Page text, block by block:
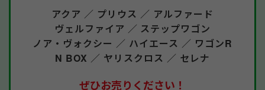
アクア ／ プリウス ／ アルファード
ヴェルファイア ／ ステップワゴン
ノア・ヴォクシー ／ ハイエース ／ ワゴンR
N BOX ／ ヤリスクロス ／ セレナ
ぜひお売りください！